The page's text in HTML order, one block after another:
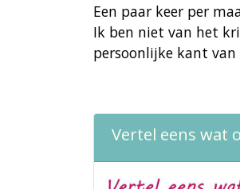
Een paar keer per
Ik ben niet van het
persoonlijke kant van
Vertel eens wat